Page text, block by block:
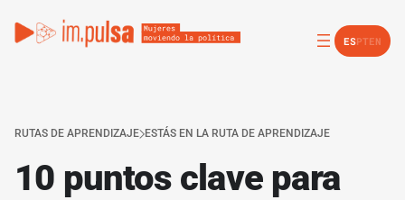
ESPTEN
RUTAS DE APRENDIZAJE ESTÁS EN LA RUTA DE APRENDIZAJE
10 puntos clave para